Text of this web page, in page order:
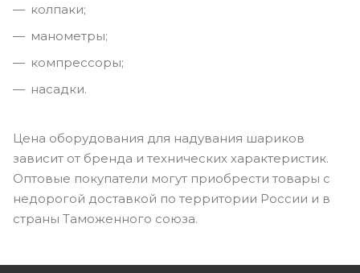
колпаки;
манометры;
компрессоры;
насадки.
Цена оборудования для надувания шариков
зависит от бренда и технических характеристик.
Оптовые покупатели могут приобрести товары с
недорогой доставкой по территории России и в
страны Таможенного союза.